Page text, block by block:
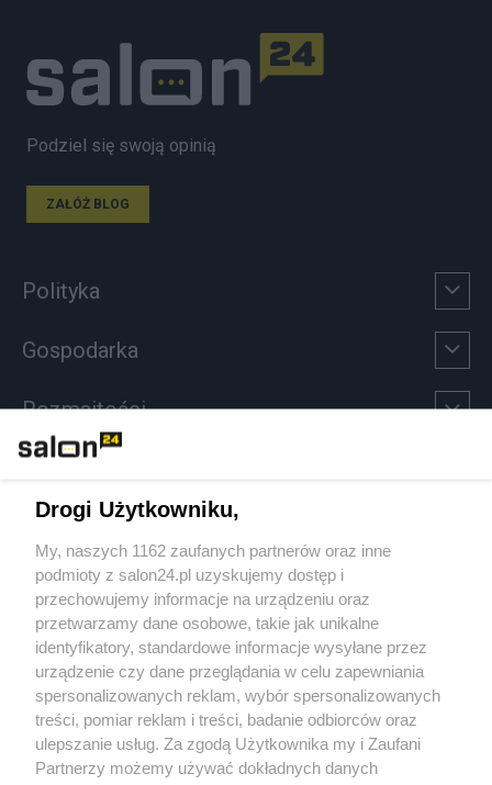
Podziel się swoją opinią
ZAŁÓŻ BLOG
Polityka
Gospodarka
Rozmaitości
Sport
Społeczeństwo
Kultura
X Facebook Instagram Youtube
Drogi Użytkowniku,
My, naszych 1162 zaufanych partnerów oraz inne
podmioty z salon24.pl uzyskujemy dostęp i
przechowujemy informacje na urządzeniu oraz
przetwarzamy dane osobowe, takie jak unikalne
identyfikatory, standardowe informacje wysyłane przez
urządzenie czy dane przeglądania w celu zapewniania
spersonalizowanych reklam, wybór spersonalizowanych
treści, pomiar reklam i treści, badanie odbiorców oraz
ulepszanie usług. Za zgodą Użytkownika my i Zaufani
Partnerzy możemy używać dokładnych danych